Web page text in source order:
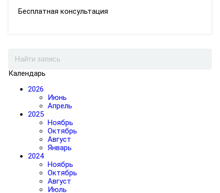
Бесплатная консультация
Календарь
2026
Июнь
Апрель
2025
Ноябрь
Октябрь
Август
Январь
2024
Ноябрь
Октябрь
Август
Июль